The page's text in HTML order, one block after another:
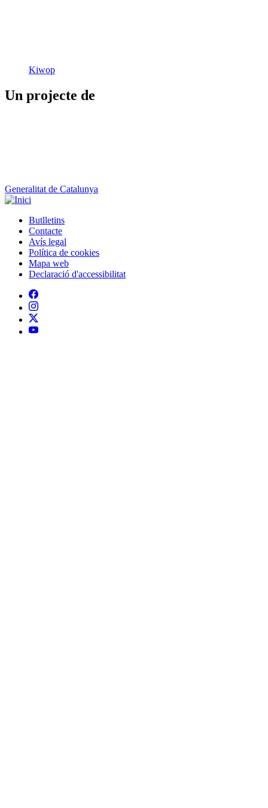
Kiwop
Un projecte de
Generalitat de Catalunya
Peu
Butlletins
Contacte
Avís legal
Política de cookies
Mapa web
Declaració d'accessibilitat